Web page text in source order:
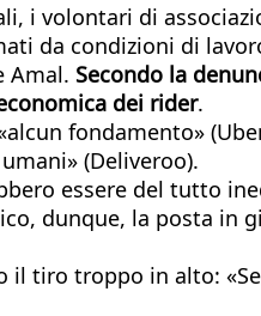
i volontari di
da condizioni di
Amal. Secondo la
dei rider.
fondamento»
(Deliveroo).
essere del tutto
dunque, la posta in
tiro troppo in alto: